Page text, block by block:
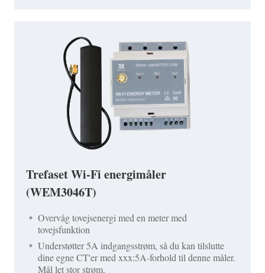
Trefaset Wi-Fi energimåler
(WEM3046T)
Overvåg tovejsenergi med en meter med
tovejsfunktion
Understøtter 5A indgangsstrøm, så du kan tilslutte
dine egne CT'er med xxx:5A-forhold til denne måler.
Mål let stor strøm.